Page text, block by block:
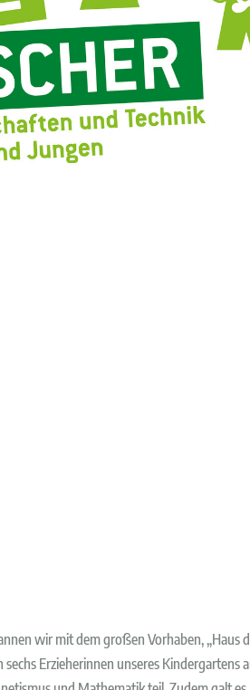
wir mit dem großen Vorhaben, „Haus
sechs Erzieherinnen unseres